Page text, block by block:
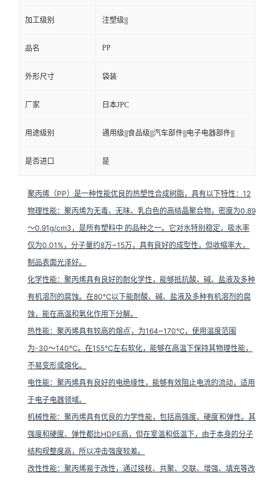
加工级别 注塑级|||
品名 PP
外形尺寸 袋装
厂家 日本JPC
用途级别 通用级|||食品级|||汽车部件|||电子电器部件|||
是否进口 是
聚丙烯（PP）是一种性能优良的热塑性合成树脂，具有以下特性： 12
物理性能：聚丙烯为无毒、无味、乳白色的高结晶聚合物，密度为0.89
～0.91g/cm3，是所有塑料中 的品种之一。它对水特别稳定，吸水率
仅为0.01%，分子量约8万~15万，具有良好的成型性，但收缩率大，
制品表面光泽好。
化学性能：聚丙烯具有良好的耐化学性，能够抵抗酸、碱、盐液及多种
有机溶剂的腐蚀。在80℃以下能耐酸、碱、盐液及多种有机溶剂的腐
蚀，能在高温和氧化作用下分解。
热性能：聚丙烯具有较高的熔点 ，为164~170℃，使用温度范围
为-30～140℃。在155℃左右软化，能够在高温下保持其物理性能，
不易变形或熔化。
电性能：聚丙烯具有良好的电绝缘性，能够有效阻止电流的流动，适用
于电子电器领域。
机械性能：聚丙烯具有优良的力学性能，包括高强度、硬度和弹性。其
强度和硬度、弹性都比HDPE高，但在室温和低温下，由于本身的分子
结构规整度高，所以冲击强度较差。
改性性能：聚丙烯易于改性，通过接枝、共聚、交联、增强、填充等改